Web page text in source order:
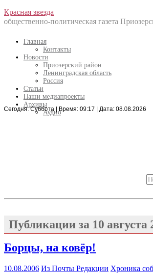
Перейти
к
Красная звезда
общественно-политическая газета
Главная
Контакты
Новости
Приозерский район
Ленинградская область
Россия
Статьи
Наши медиапроекты
Архивы
Аудио
Сегодня: Суббота | Время: 09:17 | Дата: 08.08.2026
Публикации за 10 августа
Борцы, на ковёр!
10.08.2006 Из Почты Редакции Хроника